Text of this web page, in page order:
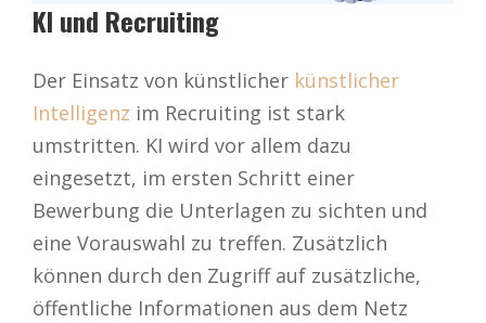
KI und Recruiting
Der Einsatz von künstlicher künstlicher
Intelligenz im Recruiting ist stark
umstritten. KI wird vor allem dazu
eingesetzt, im ersten Schritt einer
Bewerbung die Unterlagen zu sichten und
eine Vorauswahl zu treffen. Zusätzlich
können durch den Zugriff auf zusätzliche,
öffentliche Informationen aus dem Netz